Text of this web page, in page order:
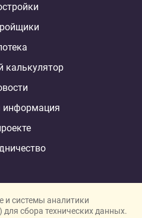
калькулятор
информация
системы аналитики
сбора технических данных.